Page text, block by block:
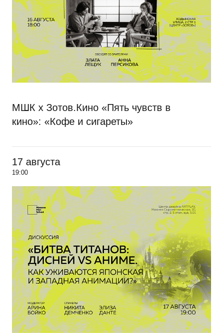
МШК х Зотов.Кино «Пять чувств в
кино»: «Кофе и сигареты»
17 августа
19:00